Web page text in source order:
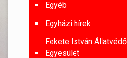
Egyéb
Egyházi hírek
Fekete István Állatvédő
Egyesület